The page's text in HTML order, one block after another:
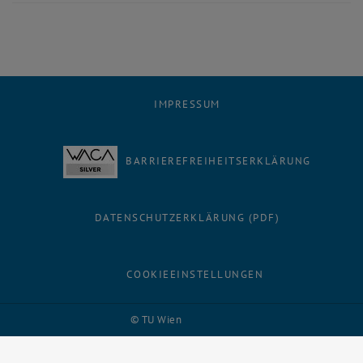
© TU Wien
IMPRESSUM
BARRIEREFREIHEITSERKLÄRUNG
DATENSCHUTZERKLÄRUNG (PDF)
COOKIEEINSTELLUNGEN